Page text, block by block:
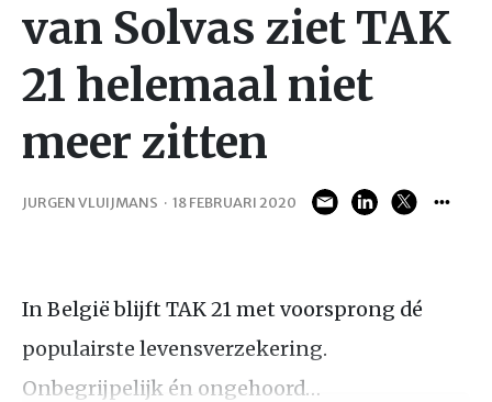
van Solvas ziet TAK
21 helemaal niet
meer zitten
JURGEN VLUIJMANS · 18 FEBRUARI 2020
In België blijft TAK 21 met voorsprong dé
populairste levensverzekering.
Onbegrijpelijk én ongehoord…